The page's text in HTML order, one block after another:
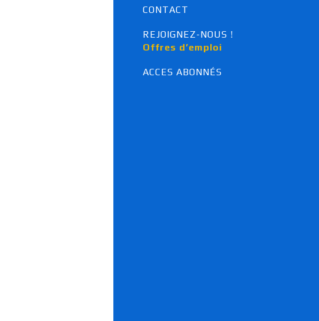
Ventilation à Orléans
Electricité à Orléans
Automatisme à Orléans
Domaines spécifiques
CONTACT
REJOIGNEZ-NOUS !
Offres d’emploi
ACCES ABONNÉS